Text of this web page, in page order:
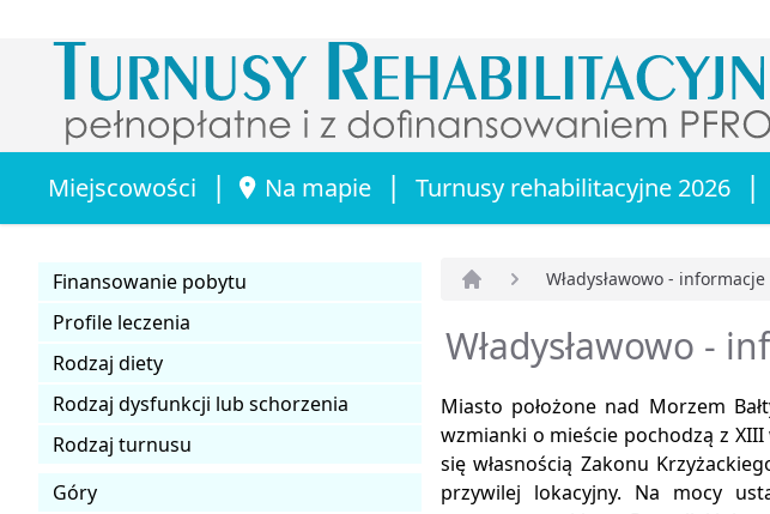
Miejscowości | Na mapie | Turnusy rehabilitacyjne 2026 |
Finansowanie pobytu
Profile leczenia
Rodzaj diety
Rodzaj dysfunkcji lub schorzenia
Rodzaj turnusu
Góry
Władysławowo - informacje
Władysławowo -
Miasto położone nad Morzem
wzmianki o mieście pochodzą z
się własnością Zakonu
przywilej lokacyjny. Na mocy